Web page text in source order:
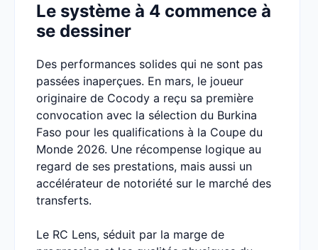
Le système à 4 commence à
se dessiner
Des performances solides qui ne sont pas
passées inaperçues. En mars, le joueur
originaire de Cocody a reçu sa première
convocation avec la sélection du Burkina
Faso pour les qualifications à la Coupe du
Monde 2026. Une récompense logique au
regard de ses prestations, mais aussi un
accélérateur de notoriété sur le marché des
transferts.
Le RC Lens, séduit par la marge de